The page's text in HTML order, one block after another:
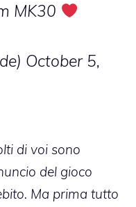
MK30
October 5,
di voi sono
del gioco
Ma prima tutto